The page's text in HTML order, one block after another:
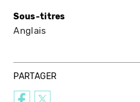
Sous-titres
Anglais
PARTAGER